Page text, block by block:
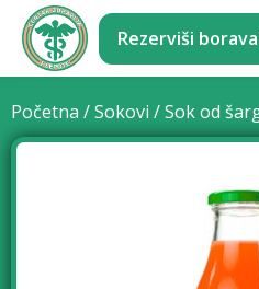
Rezerviši
Početna /Sokovi / Sok od